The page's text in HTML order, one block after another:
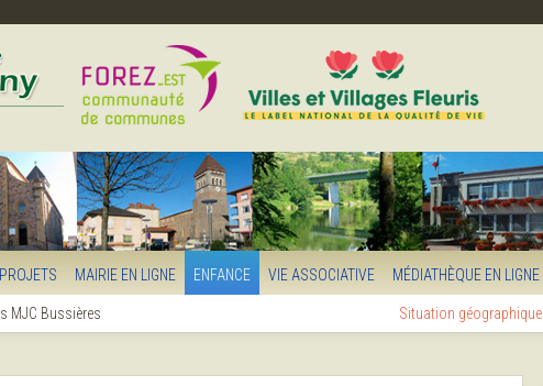
PROJETS MAIRIE EN LIGNE ENFANCE VIE ASSOCIATIVE MÉDIATHÈQUE EN LIGNE
MJC Bussières Situation géographique